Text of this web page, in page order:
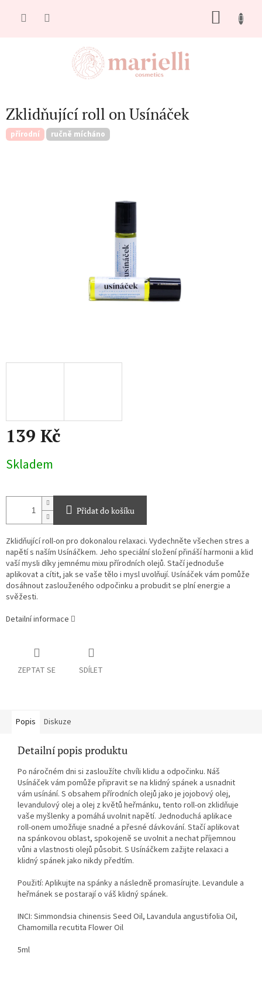
Zklidňující roll on Usínáček
přírodní ručně mícháno
139 Kč
cena:
Skladem
Přidat do košíku
Zklidňující roll-on pro dokonalou relaxaci. Vydechněte všechen stres a
napětí s naším Usínáčkem. Jeho speciální složení přináší harmonii a klid
vaší mysli díky jemnému mixu přírodních olejů. Stačí jednoduše
aplikovat a cítit, jak se vaše tělo i mysl uvolňují. Usínáček vám pomůže
dosáhnout zaslouženého odpočinku a probudit se plní energie a
svěžesti.
Detailní informace
ZEPTAT SE SDÍLET
Popis Diskuze
Detailní popis produktu
Po náročném dni si zasloužíte chvíli klidu a odpočinku. Náš
Usínáček vám pomůže připravit se na klidný spánek a usnadnit
vám usínání. S obsahem přírodních olejů jako je jojobový olej,
levandulový olej a olej z květů heřmánku, tento roll-on zklidňuje
vaše myšlenky a pomáhá uvolnit napětí. Jednoduchá aplikace
roll-onem umožňuje snadné a přesné dávkování. Stačí aplikovat
na spánkovou oblast, spokojeně se uvolnit a nechat příjemnou
vůni a vlastnosti olejů působit. S Usínáčkem zažijte relaxaci a
klidný spánek jako nikdy předtím.
Použití: Aplikujte na spánky a následně promasírujte. Levandule a
heřmánek se postarají o váš klidný spánek.
INCI: Simmondsia chinensis Seed Oil, Lavandula angustifolia Oil,
Chamomilla recutita Flower Oil
5ml